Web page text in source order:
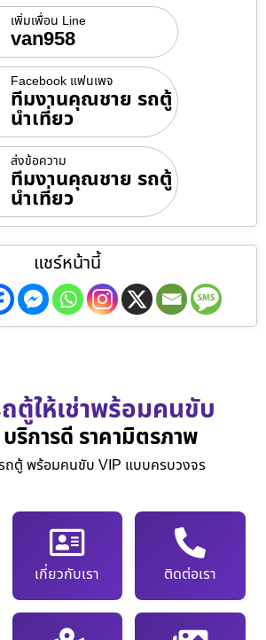
เพิ่มเพื่อน Line
van958
Facebook แฟนเพจ
ทีมงานคุณชาย รถตู้
นำเที่ยว
ส่งข้อความ
ทีมงานคุณชาย รถตู้
นำเที่ยว
แชร์หน้านี้
ตู้ให้เช่าพร้อมคนขับ
ริการดี ราคามิตรภาพ
รถตู้ พร้อมคนขับ VIP แบบครบวงจร
เกี่ยวกับเรา ติดต่อเรา